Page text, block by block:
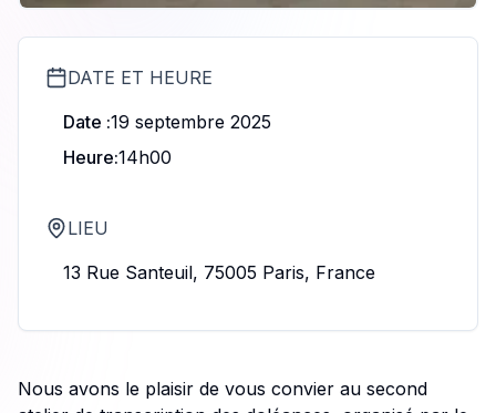
DATE ET HEURE
Date :19 septembre 2025
Heure:14h00
LIEU
13 Rue Santeuil, 75005 Paris, France
Nous avons le plaisir de vous convier au second